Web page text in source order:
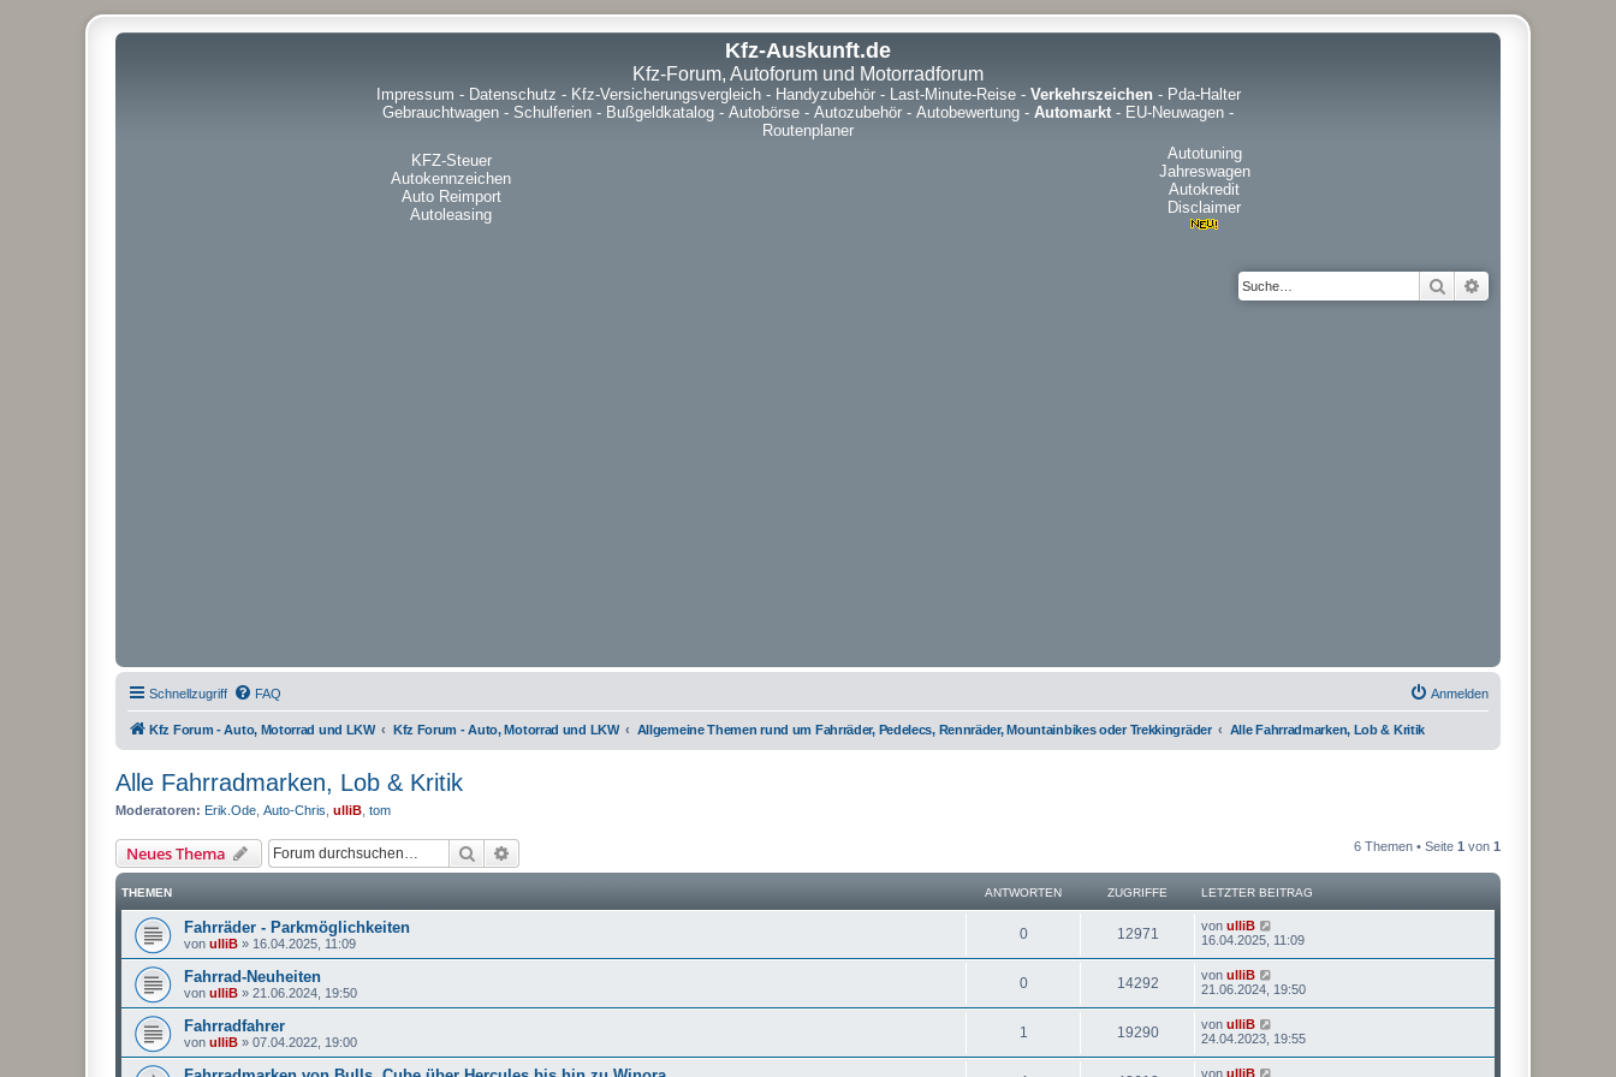
Kfz-Auskunft.de
Kfz-Forum, Autoforum und Motorradforum
Impressum - Datenschutz - Kfz-Versicherungsvergleich- Handyzubehör- Last-Minute-Reise- Verkehrszeichen- Pda-Halter
Gebrauchtwagen - Schulferien - Bußgeldkatalog - Autobörse - Autozubehör - Autobewertung - Automarkt - EU-Neuwagen -
Routenplaner
KFZ-Steuer
Autokennzeichen
Auto Reimport
Autoleasing
Autotuning
Jahreswagen
Autokredit
Disclaimer
Suche
Schnellzugriff FAQ Anmelden
Kfz Forum - Auto, Motorrad und LKW Kfz Forum - Auto, Motorrad und LKW Allgemeine Themen rund um Fahrräder, Pedelecs, Rennräder, Mountainbikes oder Trekkingräder Alle Fahrradmarken, Lob & Kritik
Alle Fahrradmarken, Lob & Kritik
Moderatoren: Erik.Ode Auto-Chris ulliB tom
Neues Thema Suche 6 Themen • Seite 1 von 1
THEMEN ANTWORTEN ZUGRIFFE LETZTER BEITRAG
Fahrräder - Parkmöglichkeiten
von ulliB » 16.04.2025, 11:09
0 12971 von ulliB
16.04.2025, 11:09
Fahrrad-Neuheiten
von ulliB » 21.06.2024, 19:50
0 14292 von ulliB
21.06.2024, 19:50
Fahrradfahrer
von ulliB » 07.04.2022, 19:00
1 19290 von ulliB
24.04.2023, 19:55
von ulliB